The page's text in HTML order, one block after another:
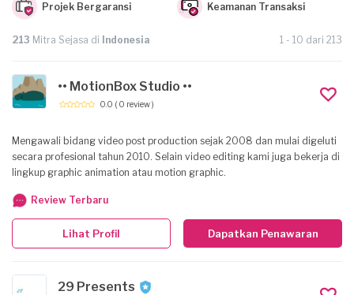
Projek Bergaransi Keamanan Transaksi
213 Mitra Sejasa di Indonesia 1 - 10 dari 213
•• MotionBox Studio ••
0.0 ( 0 review )
Mengawali bidang video post production sejak 2008 dan mulai digeluti
secara profesional tahun 2010. Selain video editing kami juga bekerja di
lingkup graphic animation atau motion graphic.
Review Terbaru
Dapatkan Penawaran
Lihat Profil
29 Presents